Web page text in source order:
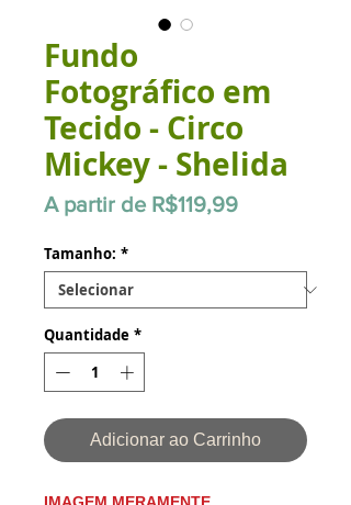
Fundo
Fotográfico em
Tecido - Circo
Mickey - Shelida
A partir de R$119,99Preço
Tamanho: *
Quantidade *
Adicionar ao Carrinho
IMAGEM MERAMENTE